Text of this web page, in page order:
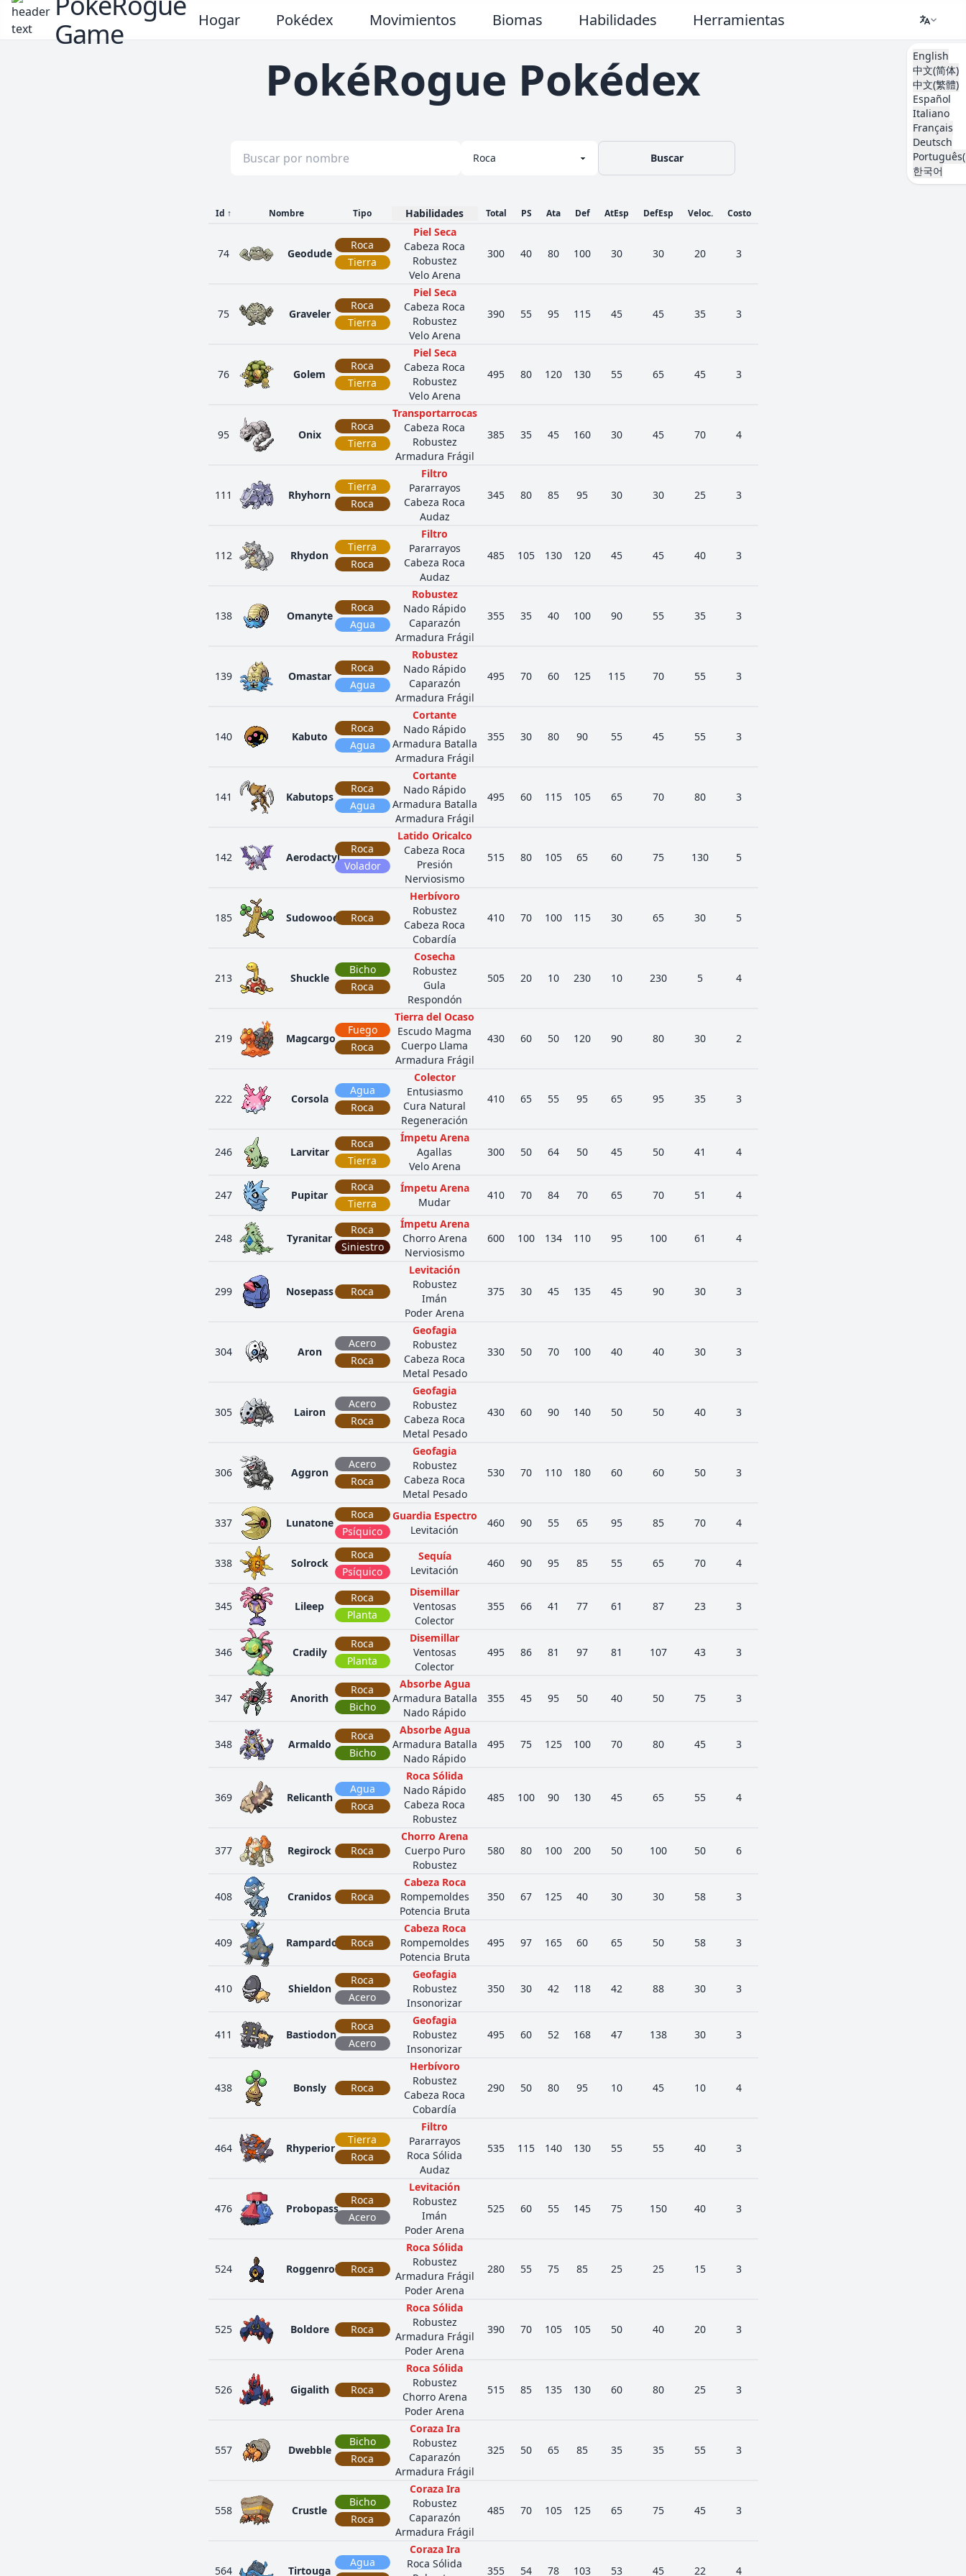
Game
Hogar Pokédex Movimientos Biomas Habilidades Herramientas
English
中文(简体)
中文(繁體)
Español
Italiano
Français
Deutsch
한국어
PokéRogue Pokédex
Buscar
Id ↑ Nombre Tipo Habilidades Total PS Ata Def AtEsp DefEsp Veloc. Costo
74 Geodude
Roca
Tierra
Piel Seca
Cabeza Roca
Robustez
Velo Arena
300 40 80 100 30 30 20 3
75 Graveler
Roca
Tierra
Piel Seca
Cabeza Roca
Robustez
Velo Arena
390 55 95 115 45 45 35 3
76 Golem
Roca
Tierra
Piel Seca
Cabeza Roca
Robustez
Velo Arena
495 80 120 130 55 65 45 3
95 Onix
Roca
Tierra
Transportarrocas
Cabeza Roca
Robustez
Armadura Frágil
385 35 45 160 30 45 70 4
111 Rhyhorn
Tierra
Roca
Filtro
Pararrayos
Cabeza Roca
Audaz
345 80 85 95 30 30 25 3
112 Rhydon
Tierra
Roca
Filtro
Pararrayos
Cabeza Roca
Audaz
485 105 130 120 45 45 40 3
138 Omanyte
Roca
Agua
Robustez
Nado Rápido
Caparazón
Armadura Frágil
355 35 40 100 90 55 35 3
139 Omastar
Roca
Agua
Robustez
Nado Rápido
Caparazón
Armadura Frágil
495 70 60 125 115 70 55 3
140 Kabuto
Roca
Agua
Cortante
Nado Rápido
Armadura Batalla
Armadura Frágil
355 30 80 90 55 45 55 3
141 Kabutops
Roca
Agua
Cortante
Nado Rápido
Armadura Batalla
Armadura Frágil
495 60 115 105 65 70 80 3
142 Aerodactyl
Roca
Volador
Latido Oricalco
Cabeza Roca
Presión
Nerviosismo
515 80 105 65 60 75 130 5
185 Sudowoodo Roca
Herbívoro
Robustez
Cabeza Roca
Cobardía
410 70 100 115 30 65 30 5
213 Shuckle
Bicho
Roca
Cosecha
Robustez
Gula
Respondón
505 20 10 230 10 230 5 4
219 Magcargo
Fuego
Roca
Tierra del Ocaso
Escudo Magma
Cuerpo Llama
Armadura Frágil
430 60 50 120 90 80 30 2
222 Corsola
Agua
Roca
Colector
Entusiasmo
Cura Natural
Regeneración
410 65 55 95 65 95 35 3
246 Larvitar
Roca
Tierra
Ímpetu Arena
Agallas
Velo Arena
300 50 64 50 45 50 41 4
247 Pupitar
Roca
Tierra
Ímpetu Arena
Mudar
410 70 84 70 65 70 51 4
248 Tyranitar
Roca
Siniestro
Ímpetu Arena
Chorro Arena
Nerviosismo
600 100 134 110 95 100 61 4
299 Nosepass Roca
Levitación
Robustez
Imán
Poder Arena
375 30 45 135 45 90 30 3
304 Aron
Acero
Roca
Geofagia
Robustez
Cabeza Roca
Metal Pesado
330 50 70 100 40 40 30 3
305 Lairon
Acero
Roca
Geofagia
Robustez
Cabeza Roca
Metal Pesado
430 60 90 140 50 50 40 3
306 Aggron
Acero
Roca
Geofagia
Robustez
Cabeza Roca
Metal Pesado
530 70 110 180 60 60 50 3
337 Lunatone
Roca
Psíquico
Guardia Espectro
Levitación
460 90 55 65 95 85 70 4
338 Solrock
Roca
Psíquico
Sequía
Levitación
460 90 95 85 55 65 70 4
345 Lileep
Roca
Planta
Disemillar
Ventosas
Colector
355 66 41 77 61 87 23 3
346 Cradily
Roca
Planta
Disemillar
Ventosas
Colector
495 86 81 97 81 107 43 3
347 Anorith
Roca
Bicho
Absorbe Agua
Armadura Batalla
Nado Rápido
355 45 95 50 40 50 75 3
348 Armaldo
Roca
Bicho
Absorbe Agua
Armadura Batalla
Nado Rápido
495 75 125 100 70 80 45 3
369 Relicanth
Agua
Roca
Roca Sólida
Nado Rápido
Cabeza Roca
Robustez
485 100 90 130 45 65 55 4
377 Regirock Roca
Chorro Arena
Cuerpo Puro
Robustez
580 80 100 200 50 100 50 6
408 Cranidos Roca
Cabeza Roca
Rompemoldes
Potencia Bruta
350 67 125 40 30 30 58 3
409 Rampardos Roca
Cabeza Roca
Rompemoldes
Potencia Bruta
495 97 165 60 65 50 58 3
410 Shieldon
Roca
Acero
Geofagia
Robustez
Insonorizar
350 30 42 118 42 88 30 3
411 Bastiodon
Roca
Acero
Geofagia
Robustez
Insonorizar
495 60 52 168 47 138 30 3
438 Bonsly Roca
Herbívoro
Robustez
Cabeza Roca
Cobardía
290 50 80 95 10 45 10 4
464 Rhyperior
Tierra
Roca
Filtro
Pararrayos
Roca Sólida
Audaz
535 115 140 130 55 55 40 3
476 Probopass
Roca
Acero
Levitación
Robustez
Imán
Poder Arena
525 60 55 145 75 150 40 3
524 Roggenrola Roca
Roca Sólida
Robustez
Armadura Frágil
Poder Arena
280 55 75 85 25 25 15 3
525 Boldore Roca
Roca Sólida
Robustez
Armadura Frágil
Poder Arena
390 70 105 105 50 40 20 3
526 Gigalith Roca
Roca Sólida
Robustez
Chorro Arena
Poder Arena
515 85 135 130 60 80 25 3
557 Dwebble
Bicho
Roca
Coraza Ira
Robustez
Caparazón
Armadura Frágil
325 50 65 85 35 35 55 3
558 Crustle
Bicho
Roca
Coraza Ira
Robustez
Caparazón
Armadura Frágil
485 70 105 125 65 75 45 3
564 Tirtouga
Agua
Coraza Ira
Roca Sólida
355 54 78 103 53 45 22 4